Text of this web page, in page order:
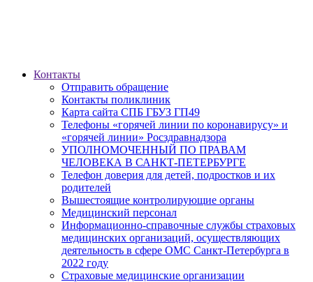
Контакты
Отправить обращение
Контакты поликлиник
Карта сайта СПБ ГБУЗ ГП49
Телефоны «горячей линии по коронавирусу» и
«горячей линии» Росздравнадзора
УПОЛНОМОЧЕННЫЙ ПО ПРАВАМ
ЧЕЛОВЕКА В САНКТ-ПЕТЕРБУРГЕ
Телефон доверия для детей, подростков и их
родителей
Вышестоящие контролирующие органы
Медицинский персонал
Информационно-справочные службы страховых
медицинских организаций, осуществляющих
деятельность в сфере ОМС Санкт-Петербурга в
2022 году
Страховые медицинские организации